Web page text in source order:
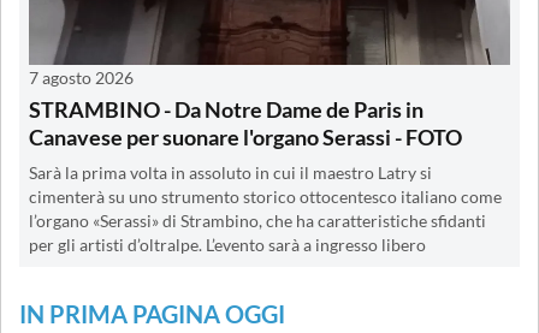
7 agosto 2026
STRAMBINO - Da Notre Dame de Paris in
Canavese per suonare l'organo Serassi - FOTO
Sarà la prima volta in assoluto in cui il maestro Latry si
cimenterà su uno strumento storico ottocentesco italiano come
l’organo «Serassi» di Strambino, che ha caratteristiche sfidanti
per gli artisti d’oltralpe. L’evento sarà a ingresso libero
IN PRIMA PAGINA OGGI